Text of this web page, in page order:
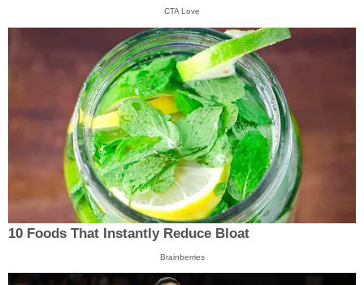
CTA Love
10 Foods That Instantly Reduce Bloat
Brainberries